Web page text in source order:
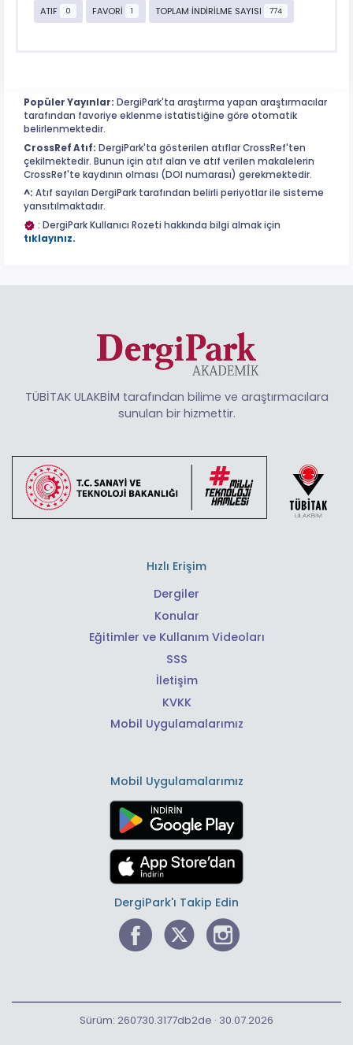
ATIF
0 FAVORİ 1 TOPLAM İNDİRİLME SAYISI 774
Popüler Yayınlar: DergiPark'ta araştırma yapan araştırmacılar
tarafından favoriye eklenme istatistiğine göre otomatik
belirlenmektedir.
CrossRef Atıf: DergiPark'ta gösterilen atıflar CrossRef'ten
çekilmektedir. Bunun için atıf alan ve atıf verilen makalelerin
CrossRef'te kaydının olması (DOI numarası) gerekmektedir.
^: Atıf sayıları DergiPark tarafından belirli periyotlar ile sisteme
yansıtılmaktadır.
: DergiPark Kullanıcı Rozeti hakkında bilgi almak için
tıklayınız.
TÜBİTAK ULAKBİM tarafından bilime ve araştırmacılara
sunulan bir hizmettir.
Hızlı Erişim
Dergiler
Konular
Eğitimler ve Kullanım Videoları
SSS
İletişim
KVKK
Mobil Uygulamalarımız
Mobil Uygulamalarımız
DergiPark'ı Takip Edin
Sürüm: 260730.3177db2de · 30.07.2026